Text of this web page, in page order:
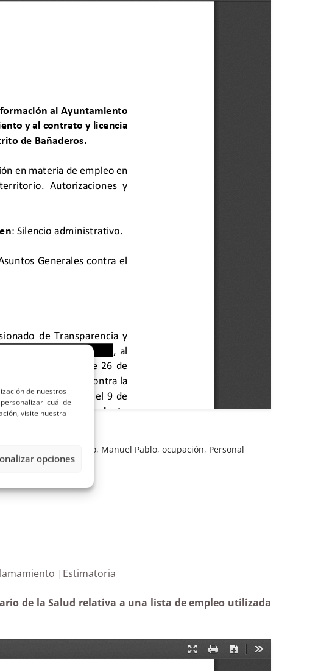
de nuestros
cuál de
visite nuestra
opciones
mantenimiento, Manuel Pablo,ocupación, Personal
un llamamiento |Estimatoria
de la Salud relativa a una lista de empleo utilizada